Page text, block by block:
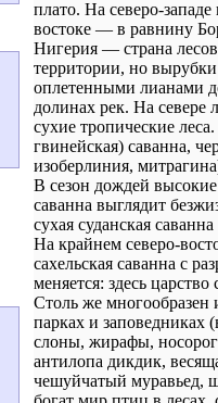
плато. На северо-
востоке — в равнину
Нигерия — страна
территории, но
оплетенными лианами
долинах рек. На севере
сухие тропические
гвинейская) саванна,
изоберлиния,
В сезон дождей
саванна выглядит
сухая суданская
На крайнем северо-
сахельская саванна с
меняется: здесь
Столь же
парках и заповедниках
слоны, жирафы,
антилопа дикдик,
чешуйчатый муравьед,